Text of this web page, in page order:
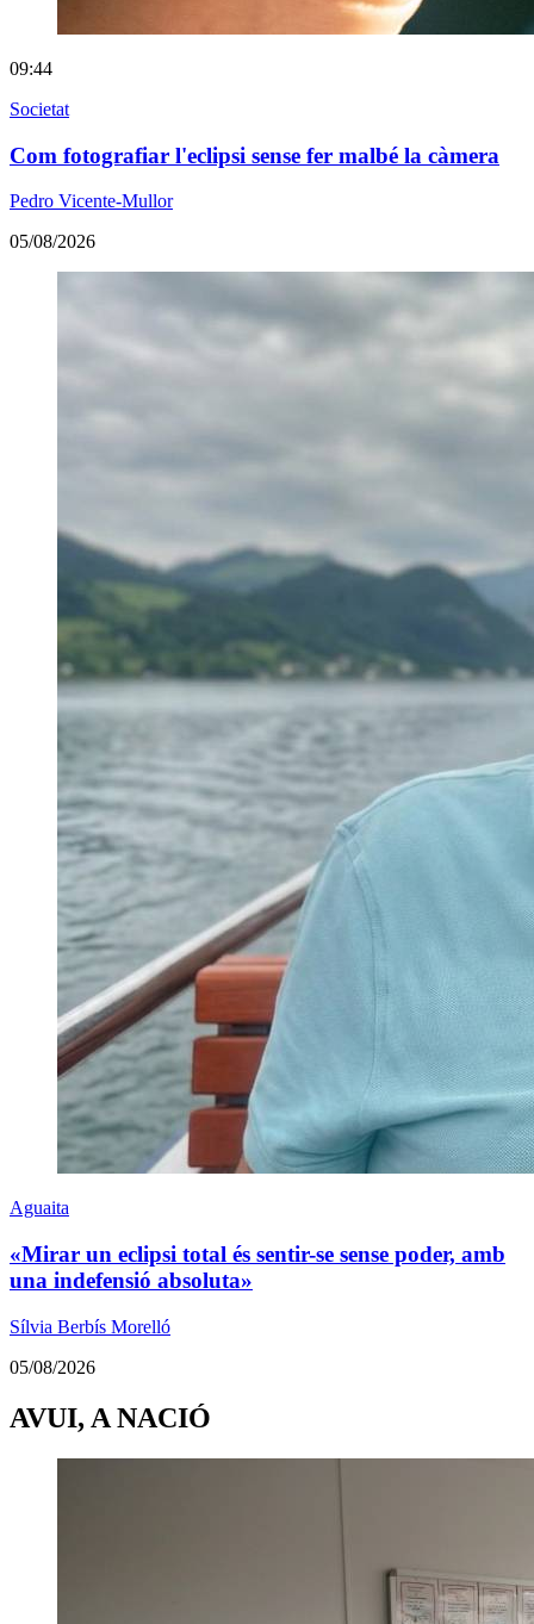
09:44
Societat
Com fotografiar l'eclipsi sense fer malbé la càmera
Pedro Vicente-Mullor
05/08/2026
Aguaita
«Mirar un eclipsi total és sentir-se sense poder, amb
una indefensió absoluta»
Sílvia Berbís Morelló
05/08/2026
AVUI, A NACIÓ